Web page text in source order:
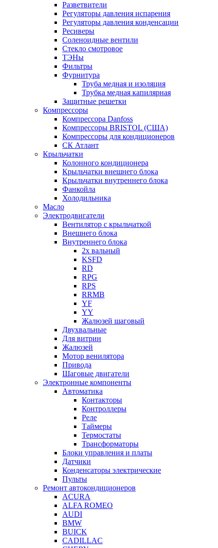
Разветвители
Регуляторы давления испарения
Регуляторы давления конденсации
Ресиверы
Соленоидные вентили
Стекло смотровое
ТЭНы
Фильтры
Фурнитура
Труба медная и изоляция
Трубка медная капилярная
Защитные решетки
Компрессоры
Компрессора Danfoss
Компрессоры BRISTOL (США)
Компрессоры для кондиционеров
СК Атлант
Крыльчатки
Колонного кондиционера
Крыльчатки внешнего блока
Крыльчатки внутреннего блока
Фанкойла
Холодильника
Масло
Электродвигатели
Вентилятор с крыльчаткой
Внешнего блока
Внутреннего блока
2х вальный
KSFD
RD
RPG
RPS
RRMB
YF
YY
Жалюзей шаговый
Двухвальные
Для витрин
Жалюзей
Мотор венилятора
Привода
Шаговые двигатели
Электронные компоненты
Автоматика
Контакторы
Контроллеры
Реле
Таймеры
Термостаты
Трансформаторы
Блоки управления и платы
Датчики
Конденсаторы электрические
Пульты
Ремонт автокондиционеров
ACURA
ALFA ROMEO
AUDI
BMW
BUICK
CADILLAC